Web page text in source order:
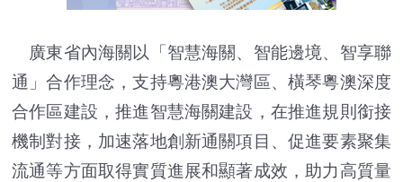
廣東省內海關以「智慧海關、智能邊境、智享聯
通」合作理念，支持粵港澳大灣區、橫琴粵澳深度
合作區建設，推進智慧海關建設，在推進規則銜接
機制對接，加速落地創新通關項目、促進要素聚集
流通等方面取得實質進展和顯著成效，助力高質量